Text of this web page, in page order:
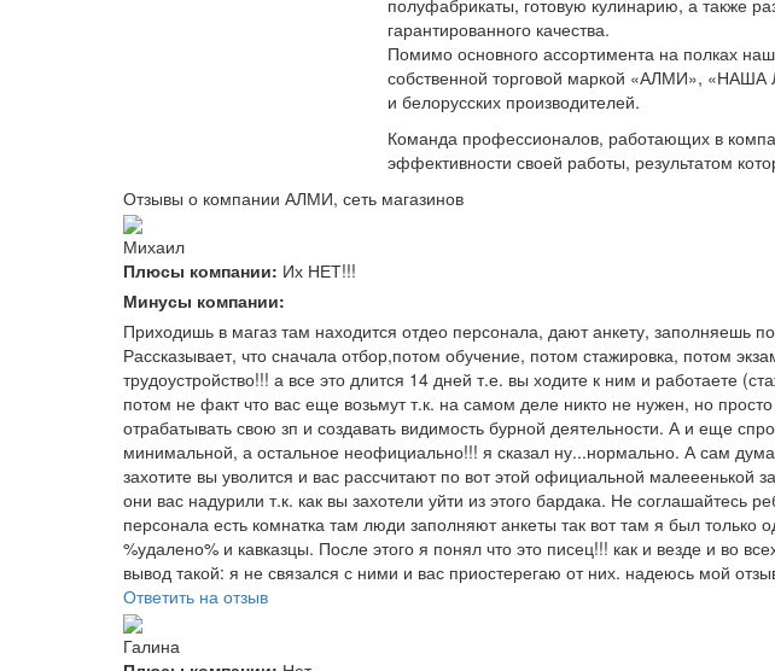
полуфабрикаты, готовую кулинарию, а также
гарантированного качества.
Помимо основного ассортимента на полках
собственной торговой маркой «АЛМИ»,
и белорусских производителей.
Команда профессионалов, работающих в
эффективности своей работы, результатом
Отзывы о компании АЛМИ, сеть магазинов
Михаил
Плюсы компании: Их НЕТ!!!
Минусы компании:
Приходишь в магаз там находится отдео персонала, дают анкету, заполняешь
Рассказывает, что сначала отбор,потом обучение, потом стажировка, потом
трудоустройство!!! а все это длится 14 дней т.е. вы ходите к ним и работаете
потом не факт что вас еще возьмут т.к. на самом деле никто не нужен, но
отрабатывать свою зп и создавать видимость бурной деятельности. А и еще
минимальной, а остальное неофициально!!! я сказал ну...нормально. А сам
захотите вы уволится и вас рассчитают по вот этой официальной малееенькой
они вас надурили т.к. как вы захотели уйти из этого бардака. Не
персонала есть комнатка там люди заполняют анкеты так вот там я был только
%удалено% и кавказцы. После этого я понял что это писец!!! как и везде и во
вывод такой: я не связался с ними и вас приостерегаю от них. надеюсь мой
Ответить на отзыв
Галина